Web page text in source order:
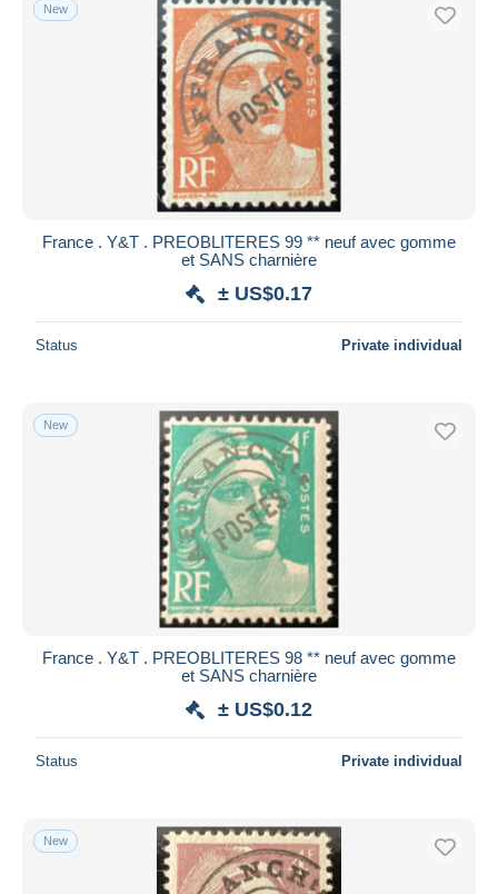
New
France . Y&T . PREOBLITERES 99 ** neuf avec gomme
et SANS charnière
± US$0.17
Status Private individual
New
France . Y&T . PREOBLITERES 98 ** neuf avec gomme
et SANS charnière
± US$0.12
Status Private individual
New